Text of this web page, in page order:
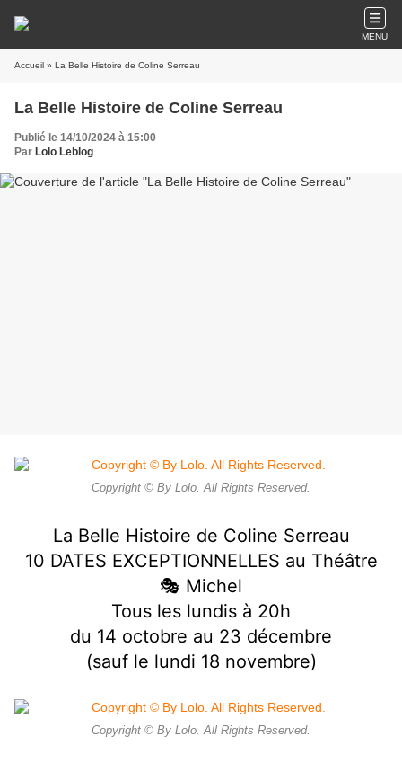
MENU
Accueil » La Belle Histoire de Coline Serreau
La Belle Histoire de Coline Serreau
Publié le 14/10/2024 à 15:00
Par Lolo Leblog
Copyright © By Lolo. All Rights Reserved.
La Belle Histoire de Coline Serreau
10 DATES EXCEPTIONNELLES au Théâtre
🎭 Michel
Tous les lundis à 20h
du 14 octobre au 23 décembre
(sauf le lundi 18 novembre)
Copyright © By Lolo. All Rights Reserved.